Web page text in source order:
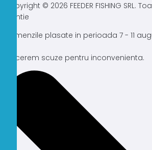
Copyright © 2026 FEEDER FISHING SRL.
Atentie
Comenzile plasate in perioada 7 - 11
Ne cerem scuze pentru inconvenienta.